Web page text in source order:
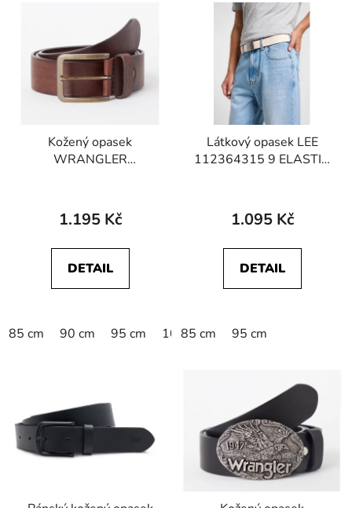
Kožený opasek
WRANGLER
STRUCTURED BELT
BROWN
1.195 Kč
DETAIL
85 cm 90 cm 95 cm 100 cm 105 cm
Látkový opasek LEE
112364315 9 ELASTIC
1.095 Kč
DETAIL
85 cm 95 cm